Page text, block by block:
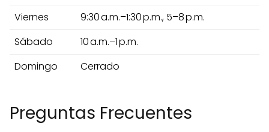
Viernes
9:30 a.m.–1:30 p.m., 5–8 p.m.
Sábado
10 a.m.–1 p.m.
Domingo
Cerrado
Preguntas Frecuentes